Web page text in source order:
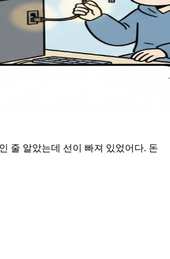
줄 알았는데 선이 빠져 있었어다. 돈